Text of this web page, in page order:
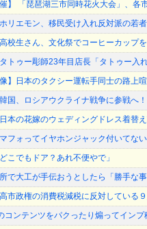
催】 「琵琶湖三市同時花火大会」、
ホリエモン、移民受け入れ反対派の
高校生さん、文化祭でコーヒーカッ
タトゥー彫師23年目店長「タトゥー入
像】日本のタクシー運転手同士の路上
韓国、ロシアウクライナ戦争に参戦へ！
日本の花嫁のウェディングドレス着替
フォってイヤホンジャック付いてな
こでもドア？あれ不便やで」
で大工が手伝おうとしたら「勝手な
高市政権の消費税減税に反対している
コンテンツをパクったり煽ってイン